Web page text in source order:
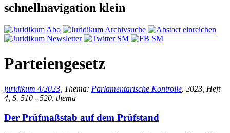
schnellnavigation klein
Parteiengesetz
juridikum 4/2023 , Thema: Parlamentarische Kontrolle , 2023, Heft
4, S. 510 - 520, thema
Der Prüfmaßstab auf dem Prüfstand